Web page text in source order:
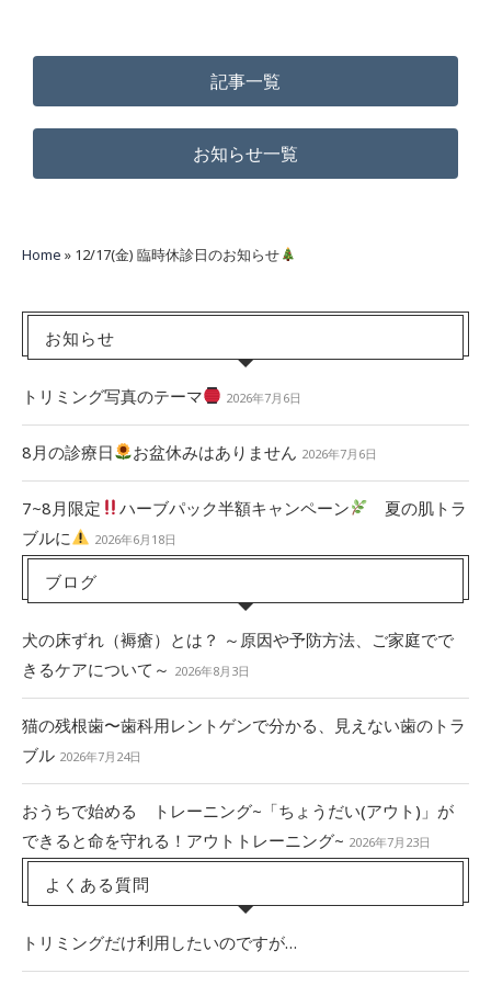
記事一覧
お知らせ一覧
Home » 12/17(金) 臨時休診日のお知らせ
お知らせ
トリミング写真のテーマ 2026年7月6日
8月の診療日 お盆休みはありません 2026年7月6日
7~8月限定 ハーブパック半額キャンペーン
夏の肌トラ
ブルに
2026年6月18日
ブログ
犬の床ずれ（褥瘡）とは？ ～原因や予防方法、ご家庭でで
きるケアについて～ 2026年8月3日
猫の残根歯〜歯科用レントゲンで分かる、見えない歯のトラ
ブル 2026年7月24日
おうちで始める トレーニング~「ちょうだい(アウト)」が
できると命を守れる！アウトトレーニング~ 2026年7月23日
よくある質問
トリミングだけ利用したいのですが…